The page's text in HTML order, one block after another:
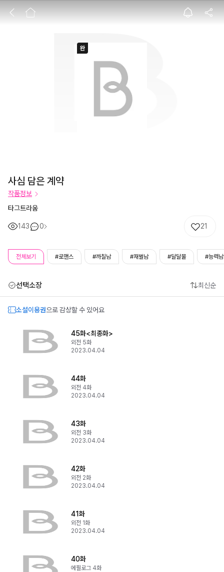
사심 담은 계약
사심 담은 계약
작품정보
타그트라움
143 0 21
전체보기 #로맨스 #까칠남 #재벌남 #달달물 #능력남
선택소장 최신순
소설이용권으로 감상할 수 있어요
45화<최종화>
외전 5화
2023.04.04
44화
외전 4화
2023.04.04
43화
외전 3화
2023.04.04
42화
외전 2화
2023.04.04
41화
외전 1화
2023.04.04
40화
에필로그 4화